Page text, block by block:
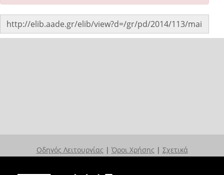
Οδηγός Λειτουργίας | Όροι Χρήσης | Σχετικά